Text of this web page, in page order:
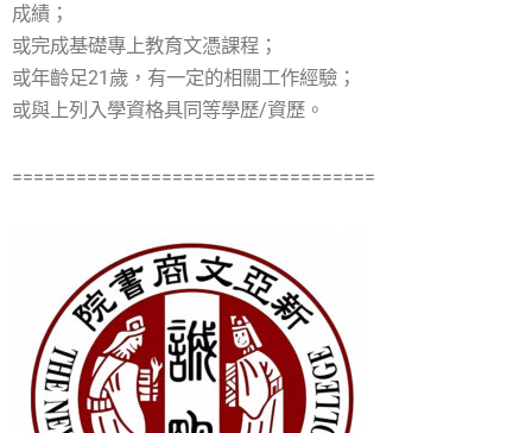
成績；
或完成基礎專上教育文憑課程；
或年齡足21歲，有一定的相關工作經驗；
或與上列入學資格具同等學歷/資歷。
==================================